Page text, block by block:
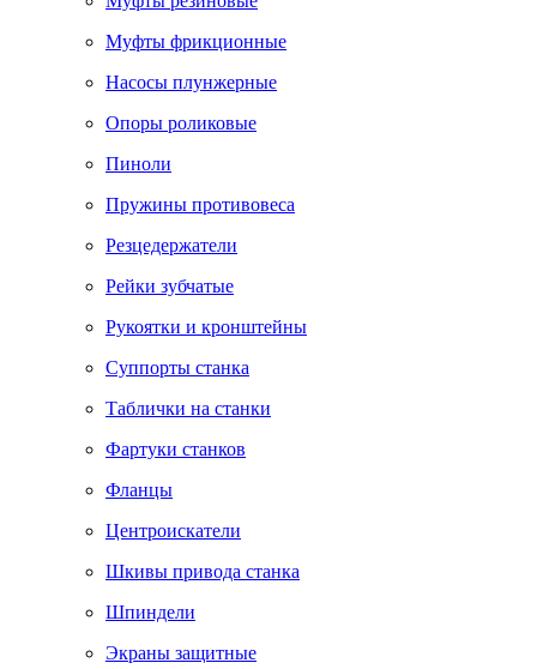
Муфты фрикционные
Насосы плунжерные
Опоры роликовые
Пиноли
Пружины противовеса
Резцедержатели
Рейки зубчатые
Рукоятки и кронштейны
Суппорты станка
Таблички на станки
Фартуки станков
Фланцы
Центроискатели
Шкивы привода станка
Шпиндели
Экраны защитные